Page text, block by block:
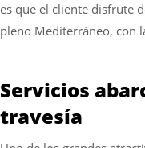
es que el cliente disfrute
pleno Mediterráneo, con
Servicios
travesía